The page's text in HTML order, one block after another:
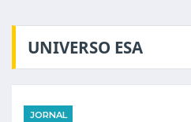
UNIVERSO ESA
JORNAL